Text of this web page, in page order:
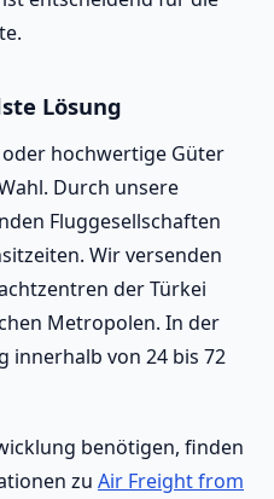
Lösung
hochwertige Güter
Durch unsere
Fluggesellschaften
Wir versenden
der Türkei
Metropolen. In der
innerhalb von 24 bis 72
benötigen, finden
zu Air Freight from